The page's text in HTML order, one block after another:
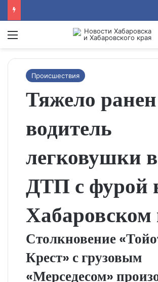
Menu
Происшествия
Тяжело ранен
водитель
легковушки в
ДТП с фурой
Хабаровском
Столкновение
Крест» с грузовым
«Мерседесом»